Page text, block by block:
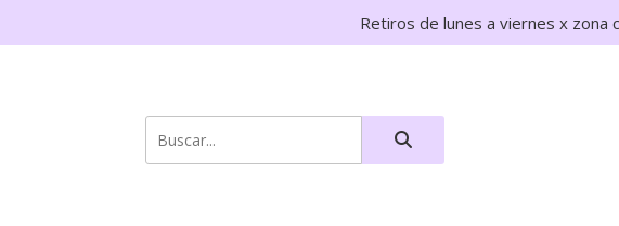
Retiros de lunes a viernes x